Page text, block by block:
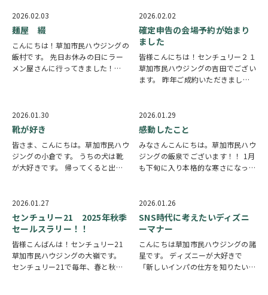
タートするのにおすすめの季節なん
です。.理由はシンプル。3〜4月の
住み替えシー…
ただきます。.なお、弊社は通常水
曜定休ですが、2026年2月11日…
2026.02.03
麺屋 綴
こんにちは！草加市民ハウジングの
飯村です。 先日お休みの日にラー
メン屋さんに行ってきました！
白湯スープなのですが、とびっこを
まぶし…
2026.02.02
確定申告の会場予約が始まり
ました
皆様こんにちは！センチュリー２１
草加市民ハウジングの吉田でござい
ます。 昨年ご成約いただきました
したが、臨時会場の予約が開始致し
ました。 本日が予約初日の為、２/
１６日分のみの…
2026.01.30
靴が好き
皆さま、こんにちは。草加市民ハウ
ジングの小倉です。 うちの犬は靴
が大好きです。 帰ってくると出迎
にしちゃってますね。 （笑） いた
ずら好きのワンちゃん対策に玄関に
広いシューズク…
2026.01.29
感動したこと
みなさんこんにちは。草加市民ハウ
ジングの飯泉でございます！！ 1月
も下旬に入り本格的な寒さになって
すが年初から感動したことをお話さ
せて頂きます。 以前長男が通園し
ていた幼稚園…
2026.01.27
センチュリー21 2025年秋季
セールスラリー！！
皆様こんばんは！センチュリー21
草加市民ハウジングの大嶺です。
センチュリー21で毎年、春と秋に
2026.01.26
SNS時代に考えたいディズニ
ーマナー
こんにちは草加市民ハウジングの諸
星です。 ディズニーが大好きで
「新しいインパの仕方を知りたい」